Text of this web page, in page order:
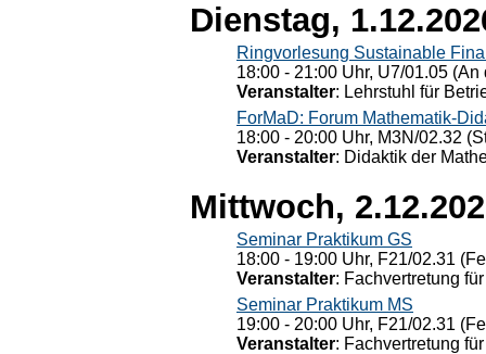
Dienstag,
Ringvorlesung Sustainable
18:00 - 21:00 Uhr, U7/01.05
Veranstalter: Lehrstuhl für
ForMaD: Forum Mathematik-
18:00 - 20:00 Uhr, M3N/02.32
Veranstalter: Didaktik der
Mittwoch,
Seminar Praktikum GS
18:00 - 19:00 Uhr, F21/02.31
Veranstalter: Fachvertretung
Seminar Praktikum MS
19:00 - 20:00 Uhr, F21/02.31
Veranstalter: Fachvertretung